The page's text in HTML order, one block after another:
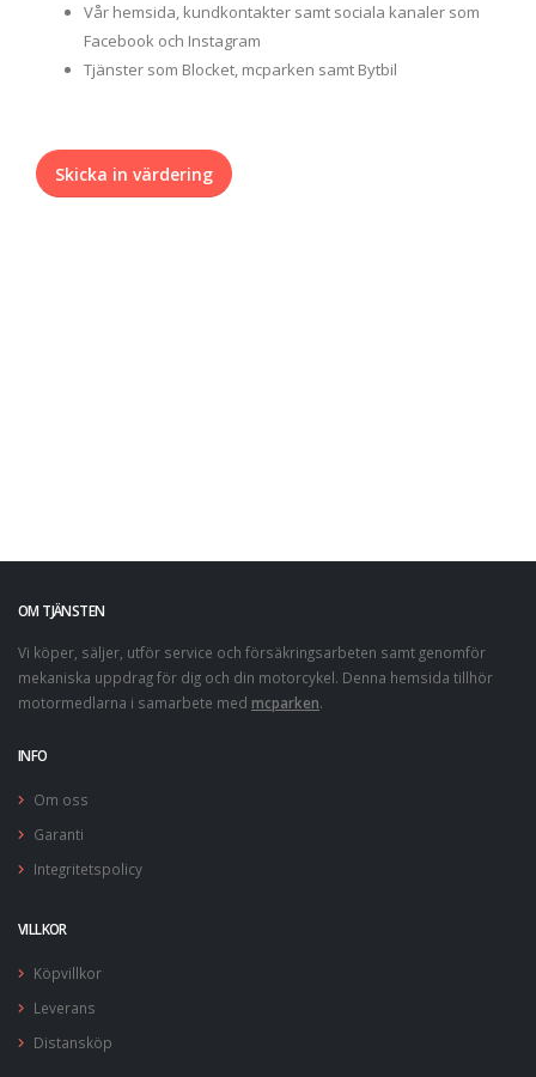
Vår hemsida, kundkontakter samt sociala kanaler som
Facebook och Instagram
Tjänster som Blocket, mcparken samt Bytbil
Skicka in värdering
OM TJÄNSTEN
Vi köper, säljer, utför service och försäkringsarbeten samt genomför
mekaniska uppdrag för dig och din motorcykel. Denna hemsida tillhör
motormedlarna i samarbete med mcparken.
INFO
Om oss
Garanti
Integritetspolicy
VILLKOR
Köpvillkor
Leverans
Distansköp